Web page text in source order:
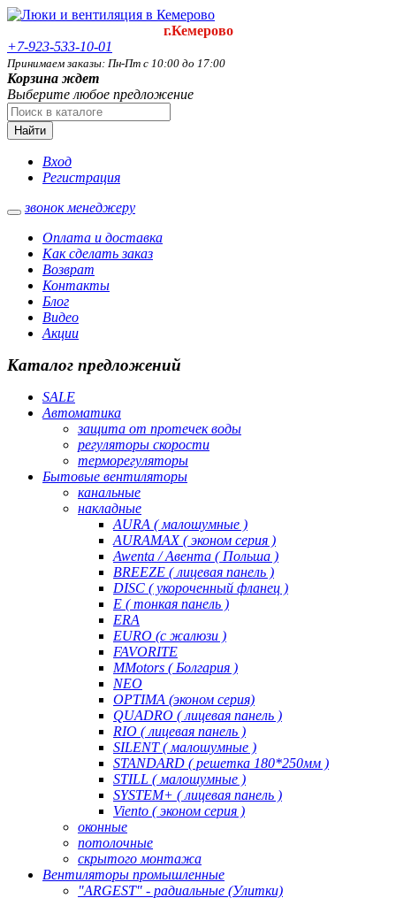
г.Кемерово
+7-923-533-10-01
Принимаем заказы: Пн-Пт с 10:00 до 17:00
Корзина ждет
Выберите любое предложение
Найти
Вход
Регистрация
звонок менеджеру
Оплата и доставка
Как сделать заказ
Возврат
Контакты
Блог
Видео
Акции
Каталог предложений
SALE
Автоматика
защита от протечек воды
регуляторы скорости
терморегуляторы
Бытовые вентиляторы
канальные
накладные
AURA ( малошумные )
AURAMAX ( эконом серия )
Awenta / Авента ( Польша )
BREEZE ( лицевая панель )
DISC ( укороченный фланец )
E ( тонкая панель )
ERA
EURO (с жалюзи )
FAVORITE
MMotors ( Болгария )
NEO
OPTIMA (эконом серия)
QUADRO ( лицевая панель )
RIO ( лицевая панель )
SILENT ( малошумные )
STANDARD ( решетка 180*250мм )
STILL ( малошумные )
SYSTEM+ ( лицевая панель )
Viento ( эконом серия )
оконные
потолочные
скрытого монтажа
Вентиляторы промышленные
"ARGEST" - радиальные (Улитки)